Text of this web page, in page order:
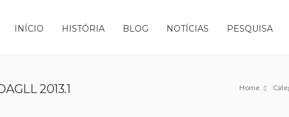
INÍCIO HISTÓRIA BLOG NOTÍCIAS PESQUISA
Home
2013.1